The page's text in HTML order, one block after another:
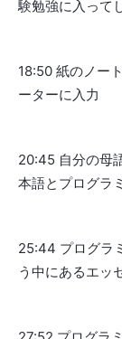
験勉強に入って
18:50 紙のノー
ーターに入力
20:45 自分の母
本語とプログラ
25:44 プログラ
う中にあるエッ